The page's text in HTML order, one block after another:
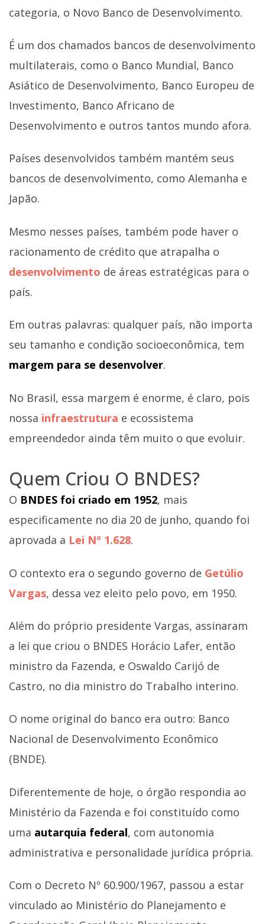
categoria, o Novo Banco de Desenvolvimento.
É um dos chamados bancos de desenvolvimento
multilaterais, como o Banco Mundial, Banco
Asiático de Desenvolvimento, Banco Europeu de
Investimento, Banco Africano de
Desenvolvimento e outros tantos mundo afora.
Países desenvolvidos também mantém seus
bancos de desenvolvimento, como Alemanha e
Japão.
Mesmo nesses países, também pode haver o
racionamento de crédito que atrapalha o
desenvolvimento de áreas estratégicas para o
país.
Em outras palavras: qualquer país, não importa
seu tamanho e condição socioeconômica, tem
margem para se desenvolver.
No Brasil, essa margem é enorme, é claro, pois
nossa infraestrutura e ecossistema
empreendedor ainda têm muito o que evoluir.
Quem Criou O BNDES?
O BNDES foi criado em 1952, mais
especificamente no dia 20 de junho, quando foi
aprovada a Lei Nº 1.628.
O contexto era o segundo governo de Getúlio
Vargas, dessa vez eleito pelo povo, em 1950.
Além do próprio presidente Vargas, assinaram
a lei que criou o BNDES Horácio Lafer, então
ministro da Fazenda, e Oswaldo Carijó de
Castro, no dia ministro do Trabalho interino.
O nome original do banco era outro: Banco
Nacional de Desenvolvimento Econômico
(BNDE).
Diferentemente de hoje, o órgão respondia ao
Ministério da Fazenda e foi constituído como
uma autarquia federal, com autonomia
administrativa e personalidade jurídica própria.
Com o Decreto Nº 60.900/1967, passou a estar
vinculado ao Ministério do Planejamento e